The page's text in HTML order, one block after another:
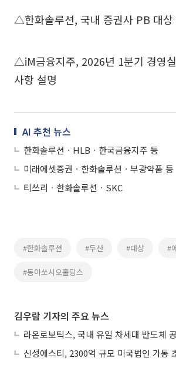
△한화솔루션, 국내 증권사 PB 대상
△iM금융지주, 2026년 1분기 경영
사항 설명
AI 추천 뉴스
한화솔루션ㆍHLBㆍ한국금융지주 등
미래에셋증권ㆍ한화솔루션ㆍ부광약품 등
티쓰리ㆍ한화솔루션ㆍSKC
#한화솔루션 #두산 #대상 #
#동아쏘시오홀딩스
김우람 기자의 주요 뉴스